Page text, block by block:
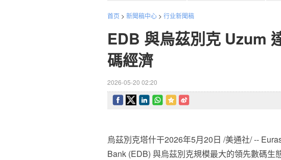
首页> 新聞稿中心> 行业新聞稿
EDB 與烏茲別克 Uzum
碼經濟
2026-05-20 02:20
烏茲別克塔什干2026年5月20日 /美通社/ --
Bank (EDB) 與烏茲別克規模最大的領先數碼生